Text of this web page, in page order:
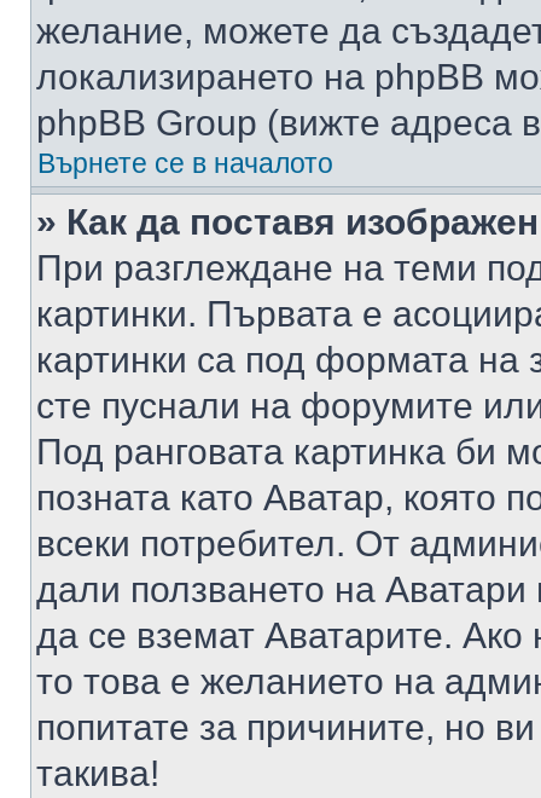
желание, можете да
локализирането на phpBB
phpBB Group (вижте адреса
Върнете се в началото
» Как да поставя
При разглеждане на теми
картинки. Първата е
картинки са под формата на
сте пуснали на форумите
Под ранговата картинка би
позната като Аватар, която
всеки потребител. От
дали ползването на
да се вземат Аватарите.
то това е желанието на
попитате за причините, но
такива!